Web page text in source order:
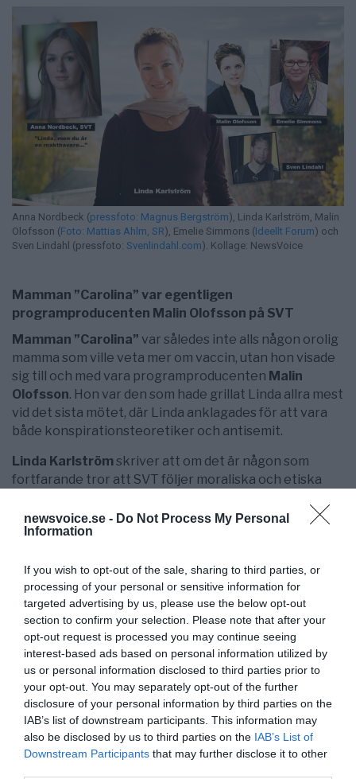
newsvoice.se - Do Not Process My Personal
Information
If you wish to opt-out of the sale, sharing to third parties, or
processing of your personal or sensitive information for
targeted advertising by us, please use the below opt-out
section to confirm your selection. Please note that after your
opt-out request is processed you may continue seeing
interest-based ads based on personal information utilized by
us or personal information disclosed to third parties prior to
your opt-out. You may separately opt-out of the further
disclosure of your personal information by third parties on the
IAB’s list of downstream participants. This information may
also be disclosed by us to third parties on the IAB’s List of
Downstream Participants that may further disclose it to other
Anna Nordbeck (pressfoto: Magnus Bergström), Linda Karlström, Malin
Olofsson (Foto: Mattias Ahlm, SR), Emelie Simmons (Ideellt Forum) och
Sven Lindahl (pressfoto: Svenlindahl.com). Kollage: NewsVoice
Mamman ”Carolina” var egentligen
programproducenten Malin Olofsson på SVT
Mamman ”Carolina” var således inte alls någon orolig
mamma som ville veta mer om vaccin, utan hon visade
sig till och med vara programproducenten Malin
Olofsson. Hon var den som hade grillat Linda allra mest
vid det sista mötet, där Linda anklagades för att vara
både konspirationsteoretiker och antisemit.
Linda Karlströmskriver att om det är någon som
fortfarande tror att SVT följer moraliska och etiska
död. SVT:s personal har inte följtde pressetiska
reglerna, och de har behandlat hederliga medborgare
föreläser om vacciners skadeverkningar. Både i
Sverige och Finland har alla medborgare åsiktsfrihet,
och människors olika åsikter får inte utan deras
vetskap och medgivande registreras och hängas ut till
allmän bespottning.
Sådant sysslar man med i diktaturer. Finska Yle har
flera gånger ”avrättat”Ann-Katrine Backmaninför
hela det svenska/ finska folket då Yle falskt har
uppgett att hon skulle vara brottslig och då finns det
inte ens någon polisanmälan mot henne – sanningen